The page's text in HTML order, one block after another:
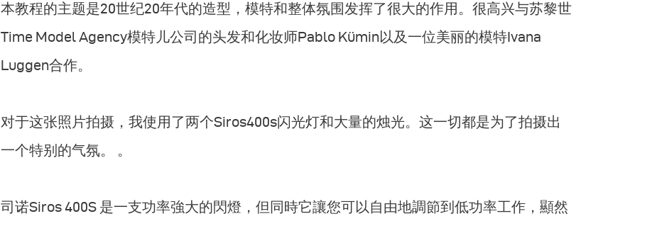
本教程的主题是20世纪20年代的造型，模特和整体氛围发挥了很大的作用。很高兴与苏黎世
Time Model Agency模特儿公司的头发和化妆师Pablo Kümin以及一位美丽的模特Ivana
Luggen合作。
对于这张照片拍摄，我使用了两个Siros400s闪光灯和大量的烛光。这一切都是为了拍摄出
一个特别的气氛。 。
司诺Siros 400S 是一支功率強大的閃燈，但同時它讓您可以自由地調節到低功率工作，顯然